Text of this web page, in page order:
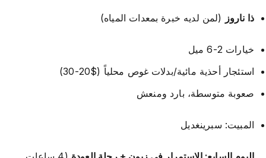
ذا ناروز (لمن لديه خبرة بمعدات المياه)
خيارات 2-6 ميل
استئجار أحذية مائية/بدلات غوص محلياً ($20-30)
صعوبة متوسطة، بارد ومنعش
المبيت: سبرينغديل